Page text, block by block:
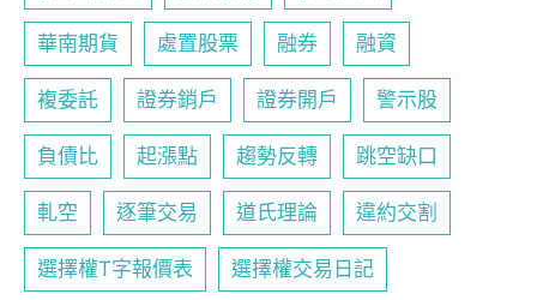
華南期貨 處置股票 融券 融資
複委託 證券銷戶 證券開戶 警示股
負債比 起漲點 趨勢反轉 跳空缺口
軋空 逐筆交易 道氏理論 違約交割
選擇權T字報價表 選擇權交易日記